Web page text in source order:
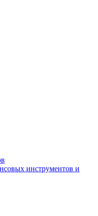
инструментов и